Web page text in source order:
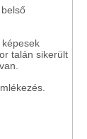
talán sikerült